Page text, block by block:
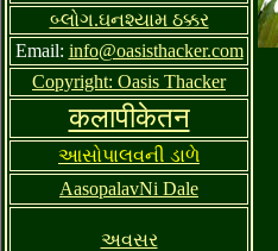
બ્લોગ.ઘનશ્યામ ઠક્કર
Email: info@oasisthacker.com
Copyright: Oasis Thacker
कलापीकेतन
આસોપાલવની ડાળે
AasopalavNi Dale
અવસર